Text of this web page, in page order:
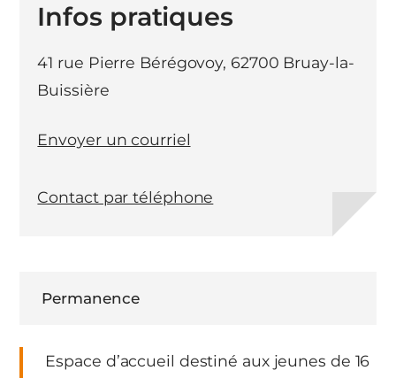
Espace d’accueil destiné aux jeunes de 16
Infos pratiques
41 rue Pierre Bérégovoy, 62700 Bruay-la-
Buissière
Envoyer un courriel
Contact par téléphone
Permanence